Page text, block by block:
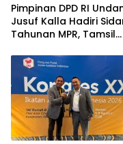
Pimpinan DPD RI
Jusuf Kalla Hadiri
Tahunan MPR, Tamsil
Membangun
Kepemimpinan Bangsa